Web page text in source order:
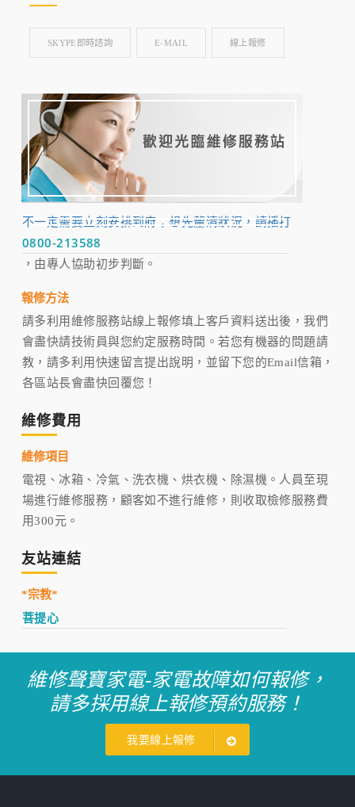
SKYPE即時諮詢 E-MAIL 線上報修
不一定需要立刻安排到府；想先釐清狀況，請播打
0800-213588
，由專人協助初步判斷。
報修方法
請多利用維修服務站線上報修填上客戶資料送出後，我們
會盡快請技術員與您約定服務時間。若您有機器的問題請
教，請多利用快速留言提出說明，並留下您的Email信箱，
各區站長會盡快回覆您！
維修費用
維修項目
電視、冰箱、冷氣、洗衣機、烘衣機、除濕機。人員至現
場進行維修服務，顧客如不進行維修，則收取檢修服務費
用300元。
友站連結
*宗教*
菩提心
維修聲寶家電-家電故障如何報修，
請多採用線上報修預約服務！
我要線上報修